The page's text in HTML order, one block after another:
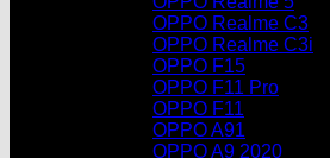
OPPO Realme C3
OPPO Realme C3i
OPPO F15
OPPO F11 Pro
OPPO F11
OPPO A91
OPPO A9 2020